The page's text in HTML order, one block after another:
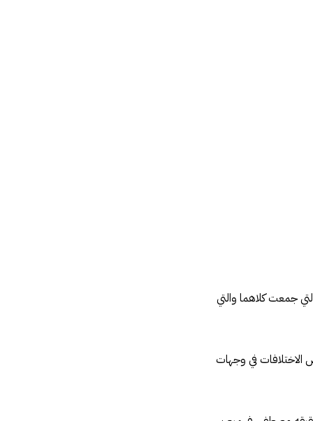
جمعت كلاهما والتي
الاختلافات في وجهات